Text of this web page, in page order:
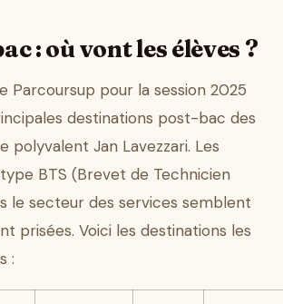
: où vont les élèves ?
Parcoursup pour la session 2025
destinations post-bac des
polyvalent Jan Lavezzari. Les
BTS (Brevet de Technicien
le secteur des services semblent
prisées. Voici les destinations les
: